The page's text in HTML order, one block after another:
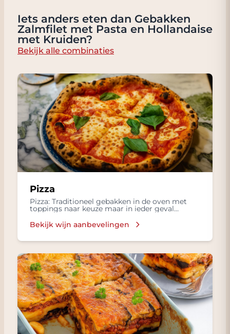
Iets anders eten dan Gebakken
Zalmfilet met Pasta en Hollandaise
met Kruiden?
Bekijk alle combinaties
Pizza
Pizza: Traditioneel gebakken in de oven met
toppings naar keuze maar in ieder geval
Bekijk wijn aanbevelingen